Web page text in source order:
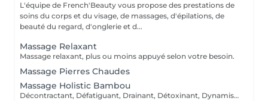
L'équipe de French'Beauty vous propose des prestations de
soins du corps et du visage, de massages, d'épilations, de
beauté du regard, d'onglerie et d...
Massage Relaxant
Massage relaxant, plus ou moins appuyé selon votre besoin.
Massage Pierres Chaudes
Massage Holistic Bambou
Décontractant, Défatiguant, Drainant, Détoxinant, Dynamisant, Dansant et Divin ! Ce massage dissout les tensions physiques et psychiques pour danser la samba avec la vie ! Ce massage profond aux mouvements rythmés enchaîne longues pressions glissées, roulées, vibrées des avant-bras. Il intègre une séquence au bambou qui roule et danse sur les muscles et se termine en percussions. Le bambou est une plante exceptionnelle. Il incarne l'apaisement, la tranquillité et la simplicité. Inspiré de la tradition chinoise, il permet de rendre la circulation sanguine plus fluide, il tonifie et relaxe le corps pour lui conférer une sensation de légèreté notamment au niveau des jambes avec les manuvres drainantes effectuées avec un bambou.